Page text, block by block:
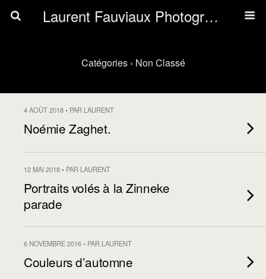
Laurent Fauviaux Photography
Catégories › Non Classé
4 AOÛT 2018 • PAR LAURENT
Noémie Zaghet.
12 MAI 2018 • PAR LAURENT
Portraits volés à la Zinneke
parade
6 NOVEMBRE 2016 • PAR LAURENT
Couleurs d’automne